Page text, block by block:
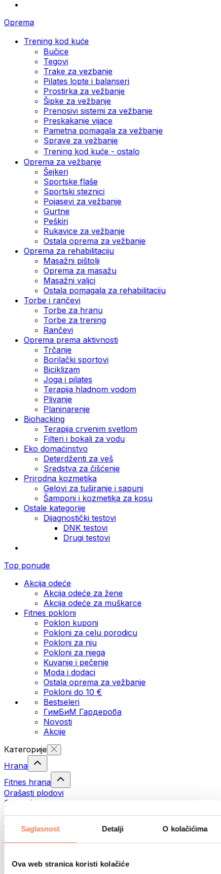
Saglasnost Detalji O kolačićima
Ova web stranica koristi kolačiće
Oprema
Trening kod kuće
Bučice
Tegovi
Trake za vezbanje
Pilates lopte i balanseri
Prostirka za vežbanje
Šipke za vežbanje
Prenosivi sistemi za vežbanje
Preskakanje vijace
Pametna pomagala za vežbanje
Sprave za vežbanje
Trening kod kuće - ostalo
Oprema za vežbanje
Šejkeri
Sportske flaše
Sportski steznici
Pojasevi za vežbanje
Gurtne
Peškiri
Rukavice za vežbanje
Ostala oprema za vežbanje
Oprema za rehabilitaciju
Masažni pištolji
Oprema za masažu
Masažni valjci
Ostala pomagala za rehabilitaciju
Torbe i rančevi
Torbe za hranu
Torbe za trening
Rančevi
Oprema prema aktivnosti
Trčanje
Borilački sportovi
Biciklizam
Joga i pilates
Terapija hladnom vodom
Plivanje
Planinarenje
Biohacking
Terapija crvenim svetlom
Filteri i bokali za vodu
Eko domaćinstvo
Deterdženti za veš
Sredstva za čišćenje
Prirodna kozmetika
Gelovi za tuširanje i sapuni
Šamponi i kozmetika za kosu
Ostale kategorije
Dijagnostički testovi
DNK testovi
Drugi testovi
Top ponude
Akcija odeće
Akcija odeće za žene
Akcija odeće za muškarce
Fitnes pokloni
Poklon kuponi
Pokloni za celu porodicu
Pokloni za nju
Pokloni za njega
Kuvanje i pečenje
Moda i dodaci
Ostala oprema za vežbanje
Pokloni do 10 €
Bestseleri
ГимБиМ Гардeробa
Novosti
Akcije
Категорије
Hrana
Fitnes hrana
Orašasti plodovi
Semenke
Namazi i paste
Gotova jela
Јаја
Meso